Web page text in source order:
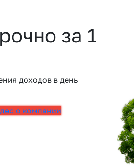
за 1
доходов в день
о компании